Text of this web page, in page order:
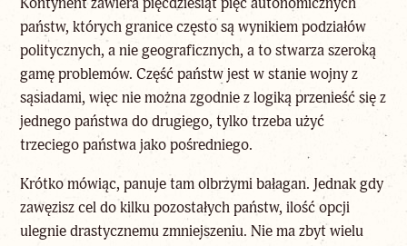
państw, których granice często są wynikiem podziałów
politycznych, a nie geograficznych, a to stwarza szeroką
gamę problemów. Część państw jest w stanie wojny z
sąsiadami, więc nie można zgodnie z logiką przenieść się z
jednego państwa do drugiego, tylko trzeba użyć
trzeciego państwa jako pośredniego.
Krótko mówiąc, panuje tam olbrzymi bałagan. Jednak gdy
zawęzisz cel do kilku pozostałych państw, ilość opcji
ulegnie drastycznemu zmniejszeniu. Nie ma zbyt wielu